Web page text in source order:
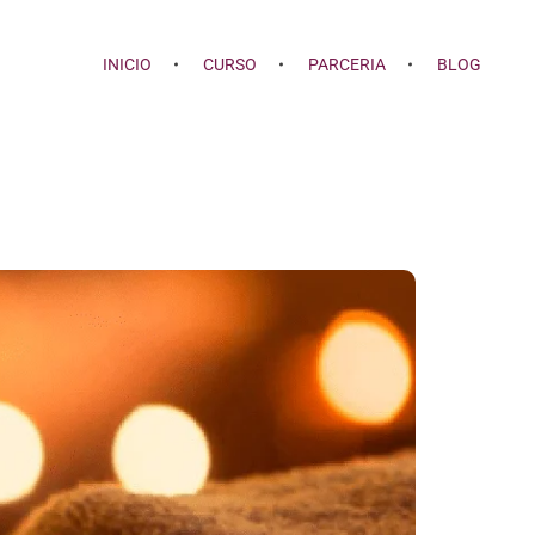
INICIO CURSO PARCERIA BLOG